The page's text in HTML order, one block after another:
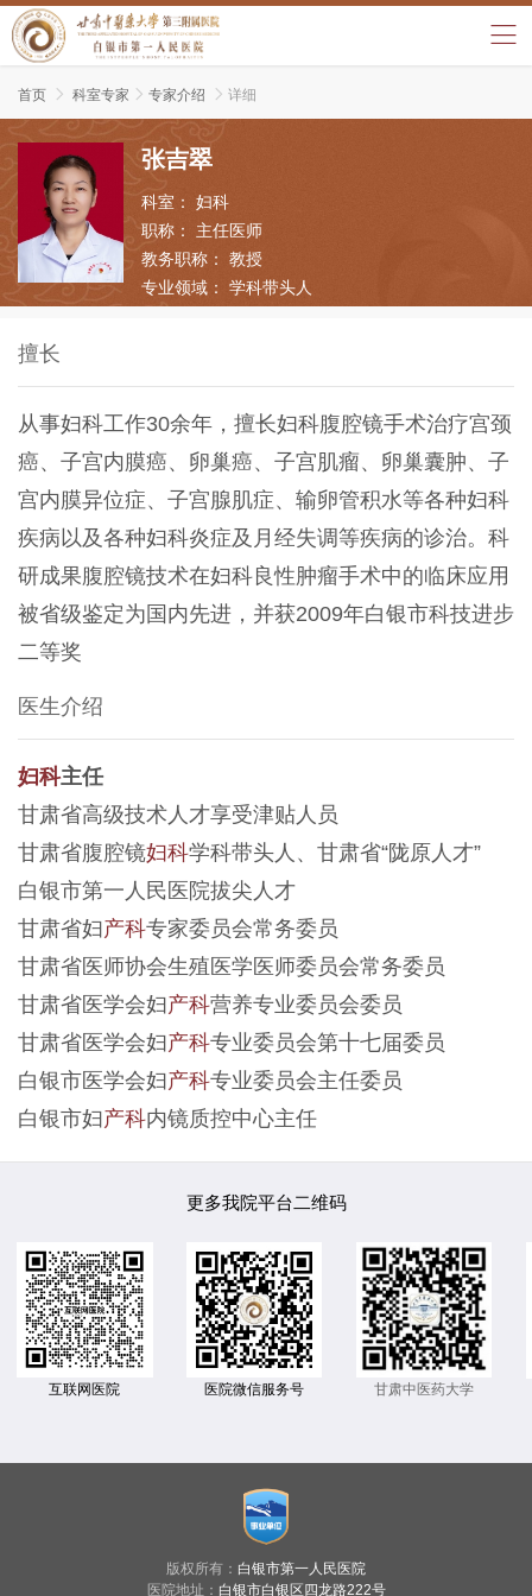
首页  科室专家  专家介绍  详细
张吉翠
科室：
妇科
职称： 主任医师
教务职称： 教授
专业领域： 学科带头人
擅长
从事妇科工作30余年，擅长妇科腹腔镜手术治疗宫颈
癌、子宫内膜癌、卵巢癌、子宫肌瘤、卵巢囊肿、子
宫内膜异位症、子宫腺肌症、输卵管积水等各种妇科
疾病以及各种妇科炎症及月经失调等疾病的诊治。科
研成果腹腔镜技术在妇科良性肿瘤手术中的临床应用
被省级鉴定为国内先进，并获2009年白银市科技进步
二等奖
医生介绍
妇科主任
甘肃省高级技术人才享受津贴人员
甘肃省腹腔镜妇科学科带头人、甘肃省“陇原人才”
白银市第一人民医院拔尖人才
甘肃省妇产科专家委员会常务委员
甘肃省医师协会生殖医学医师委员会常务委员
甘肃省医学会妇产科营养专业委员会委员
甘肃省医学会妇产科专业委员会第十七届委员
白银市医学会妇产科专业委员会主任委员
白银市妇产科内镜质控中心主任
更多我院平台二维码
互联网医院 医院微信服务号 甘肃中医药大学
版权所有： 白银市第一人民医院
医院地址： 白银市白银区四龙路222号